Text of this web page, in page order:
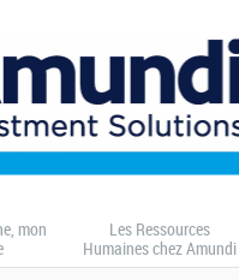
mon
Les Ressources
Humaines chez Amundi